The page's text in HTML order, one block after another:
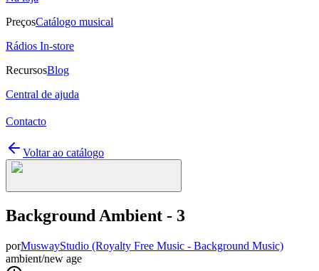
PreçosCatálogo musical
Rádios In-store
RecursosBlog
Central de ajuda
Contacto
Voltar ao catálogo
Background Ambient - 3
porMuswayStudio (Royalty Free Music - Background Music)
ambient/new age